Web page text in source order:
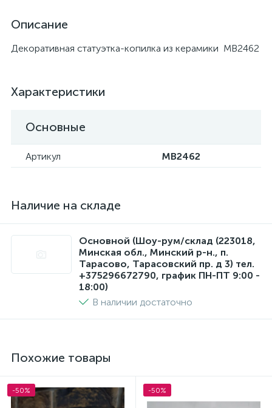
Описание
Декоративная статуэтка-копилка из керамики MB2462
Характеристики
Основные
Артикул MB2462
Наличие на складе
Основной (Шоу-рум/склад (223018,
Минская обл., Минский р-н., п.
Тарасово, Тарасовский пр. д 3) тел.
+375296672790, график ПН-ПТ 9:00 -
18:00)
В наличии достаточно
Похожие товары
-50% -50%